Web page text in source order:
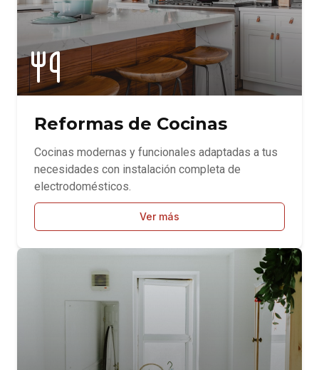
Reformas de Cocinas
Cocinas modernas y funcionales adaptadas a tus
necesidades con instalación completa de
electrodomésticos.
Ver más